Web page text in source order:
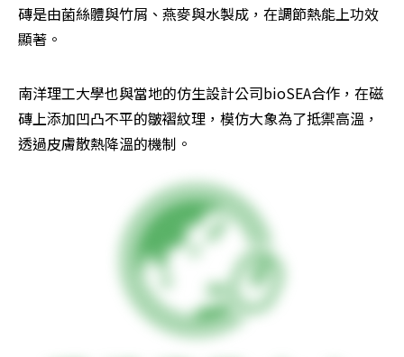
磚是由菌絲體與竹屑、燕麥與水製成，在調節熱能上功效
顯著。
南洋理工大學也與當地的仿生設計公司bioSEA合作，在磁
磚上添加凹凸不平的皺褶紋理，模仿大象為了抵禦高溫，
透過皮膚散熱降溫的機制。